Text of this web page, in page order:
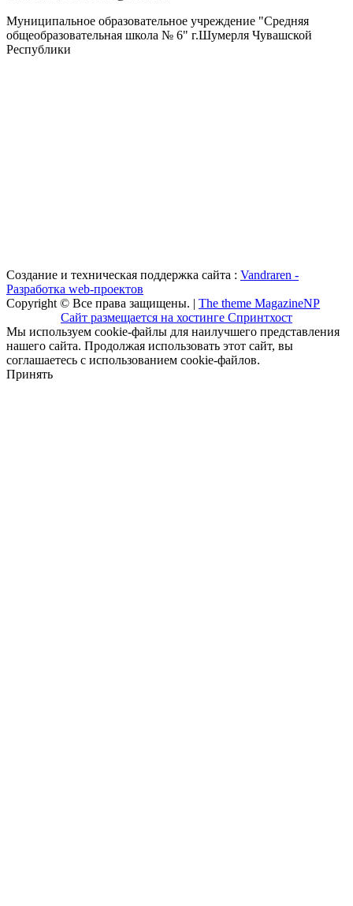
Муниципальное образовательное учреждение "Средняя
общеобразовательная школа № 6" г.Шумерля Чувашской
Республики
Создание и техническая поддержка сайта : Vandraren -
Разработка web-проектов
Copyright © Все права защищены. | The theme MagazineNP
Сайт размещается на хостинге Спринтхост
Мы используем cookie-файлы для наилучшего представления
нашего сайта. Продолжая использовать этот сайт, вы
соглашаетесь с использованием cookie-файлов.
Принять